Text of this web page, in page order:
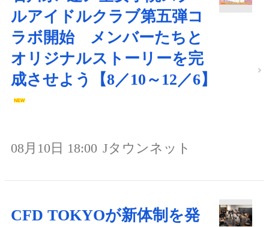
ルアイドルクラブ第五弾コ
ラボ開始 メンバーたちと
オリジナルストーリーを完
成させよう【8／10～12／6】
08月10日 18:00 Jタウンネット
CFD TOKYOが新体制を発